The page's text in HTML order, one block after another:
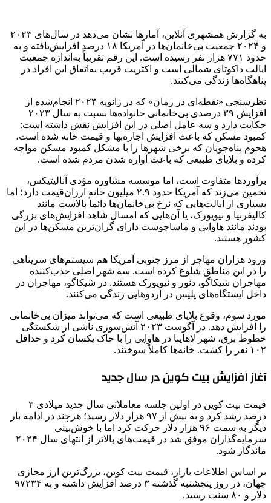
به گزارش همشهری آنلاین، آمارها نشان می‌دهد در سال‌های ۲۰۲۳
و ۲۰۲۴ جمعیت بی‌خانمان‌ها در آمریکا ۱۸ درصد افزایش‌یافته و به
حدود ۷۷۱ هزار نفر رسیده است. این رقم تقریباً به‌اندازه جمعیت
ایالت داکوتای شمالی است و اکثریت قریب به‌اتفاق این افراد در
پناهگاه‌ها زندگی می‌کنند.
نظرسنجی «نقطه‌ای در زمان» که در ژانویه ۲۰۲۴ انجام‌شده از
افزایش ۳۹ درصدی بی‌خانمانی خانواده‌ها نسبت به سال ۲۰۲۳
حکایت دارد و سه عامل اصلی در این افزایش نقش داشته است:
کمبود مسکن که باعث افزایش اجاره‌بها و قیمت خانه شده است،
هجوم پناه‌جویان که برخی شهرها را با مشکل کمبود مسکن مواجه
کرده و بلایای طبیعی که باعث آواره شدن مردم شده است.
برآوردها متفاوت است، اما موسسه مشاوره مؤدی آنالیتیکس،
تخمین می‌زند که آمریکا حدود ۲.۹ میلیون خانه ارزان‌قیمت دارد؛ اما
بسیاری از ایالت‌هایی که نرخ بی‌خانمان‌ها دائماً بالاست مانند
کالیفرنیا و نیویورک، یا آن‌هایی که امسال شاهد افزایش‌های بزرگی
بودند مانند هاوایی و ماساچوست دارای گران‌ترین مسکن‌ها در این
کشور هستند.
ورود هزاران مهاجر از مرز جنوبی آمریکا هم سیستم‌های سرپناهی
را در این مناطق شلوغ کرده است. سه شهر اصلی جذب‌کننده
مهاجران شیکاگو، دنور و نیویورک هستند. در شیکاگو، مهاجران در
داخل ایستگاه‌های پلیس در اردوهایی زندگی می‌کنند.
مورد سوم، وقوع بلایای طبیعی است که می‌تواند میزان بی‌خانمانی
را افزایش دهد. در آگوست ۲۰۲۳ آتش‌سوزی ناشی از شکستگی
خطوط برق، شهر لاهاینا در هاوایی را با خاک یکسان کرد و حداقل
۱۰۲ نفر را کشت. خانه‌ها کاملاً سوختند.
آغاز افزایش بیت کوین در سال جدید
قیمت بیت کوین در اولین جلسه معاملاتی سال جدید میلادی ۳
درصد رشد کرد و به بیش از ۹۷ هزار دلار رسید؛ هرچند در ادامه بار
دیگر به سمت ۹۶ هزار دلار حرکت کرد اما با خوش‌بینی
سرمایه‌گذاران موفق شد در قیمت‌های بالاتر از انتهای سال ۲۰۲۴
ماندگار شود.
بر اساس اطلاعات بازار، قیمت بیت کوین، بزرگ‌ترین ارز مجازی
جهان، در روز پنجشنبه گذشته ۳ درصد افزایش داشته و به ۹۷۲۳۴
دلار و ۸۰ سنت رسید.